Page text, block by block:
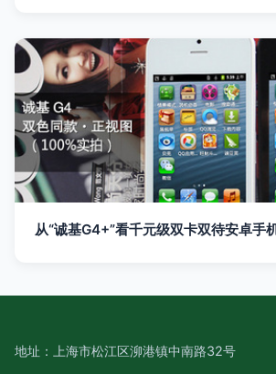
从“诚基G4+”看千元级双卡双待安卓手
地址：上海市松江区泖港镇中南路32号